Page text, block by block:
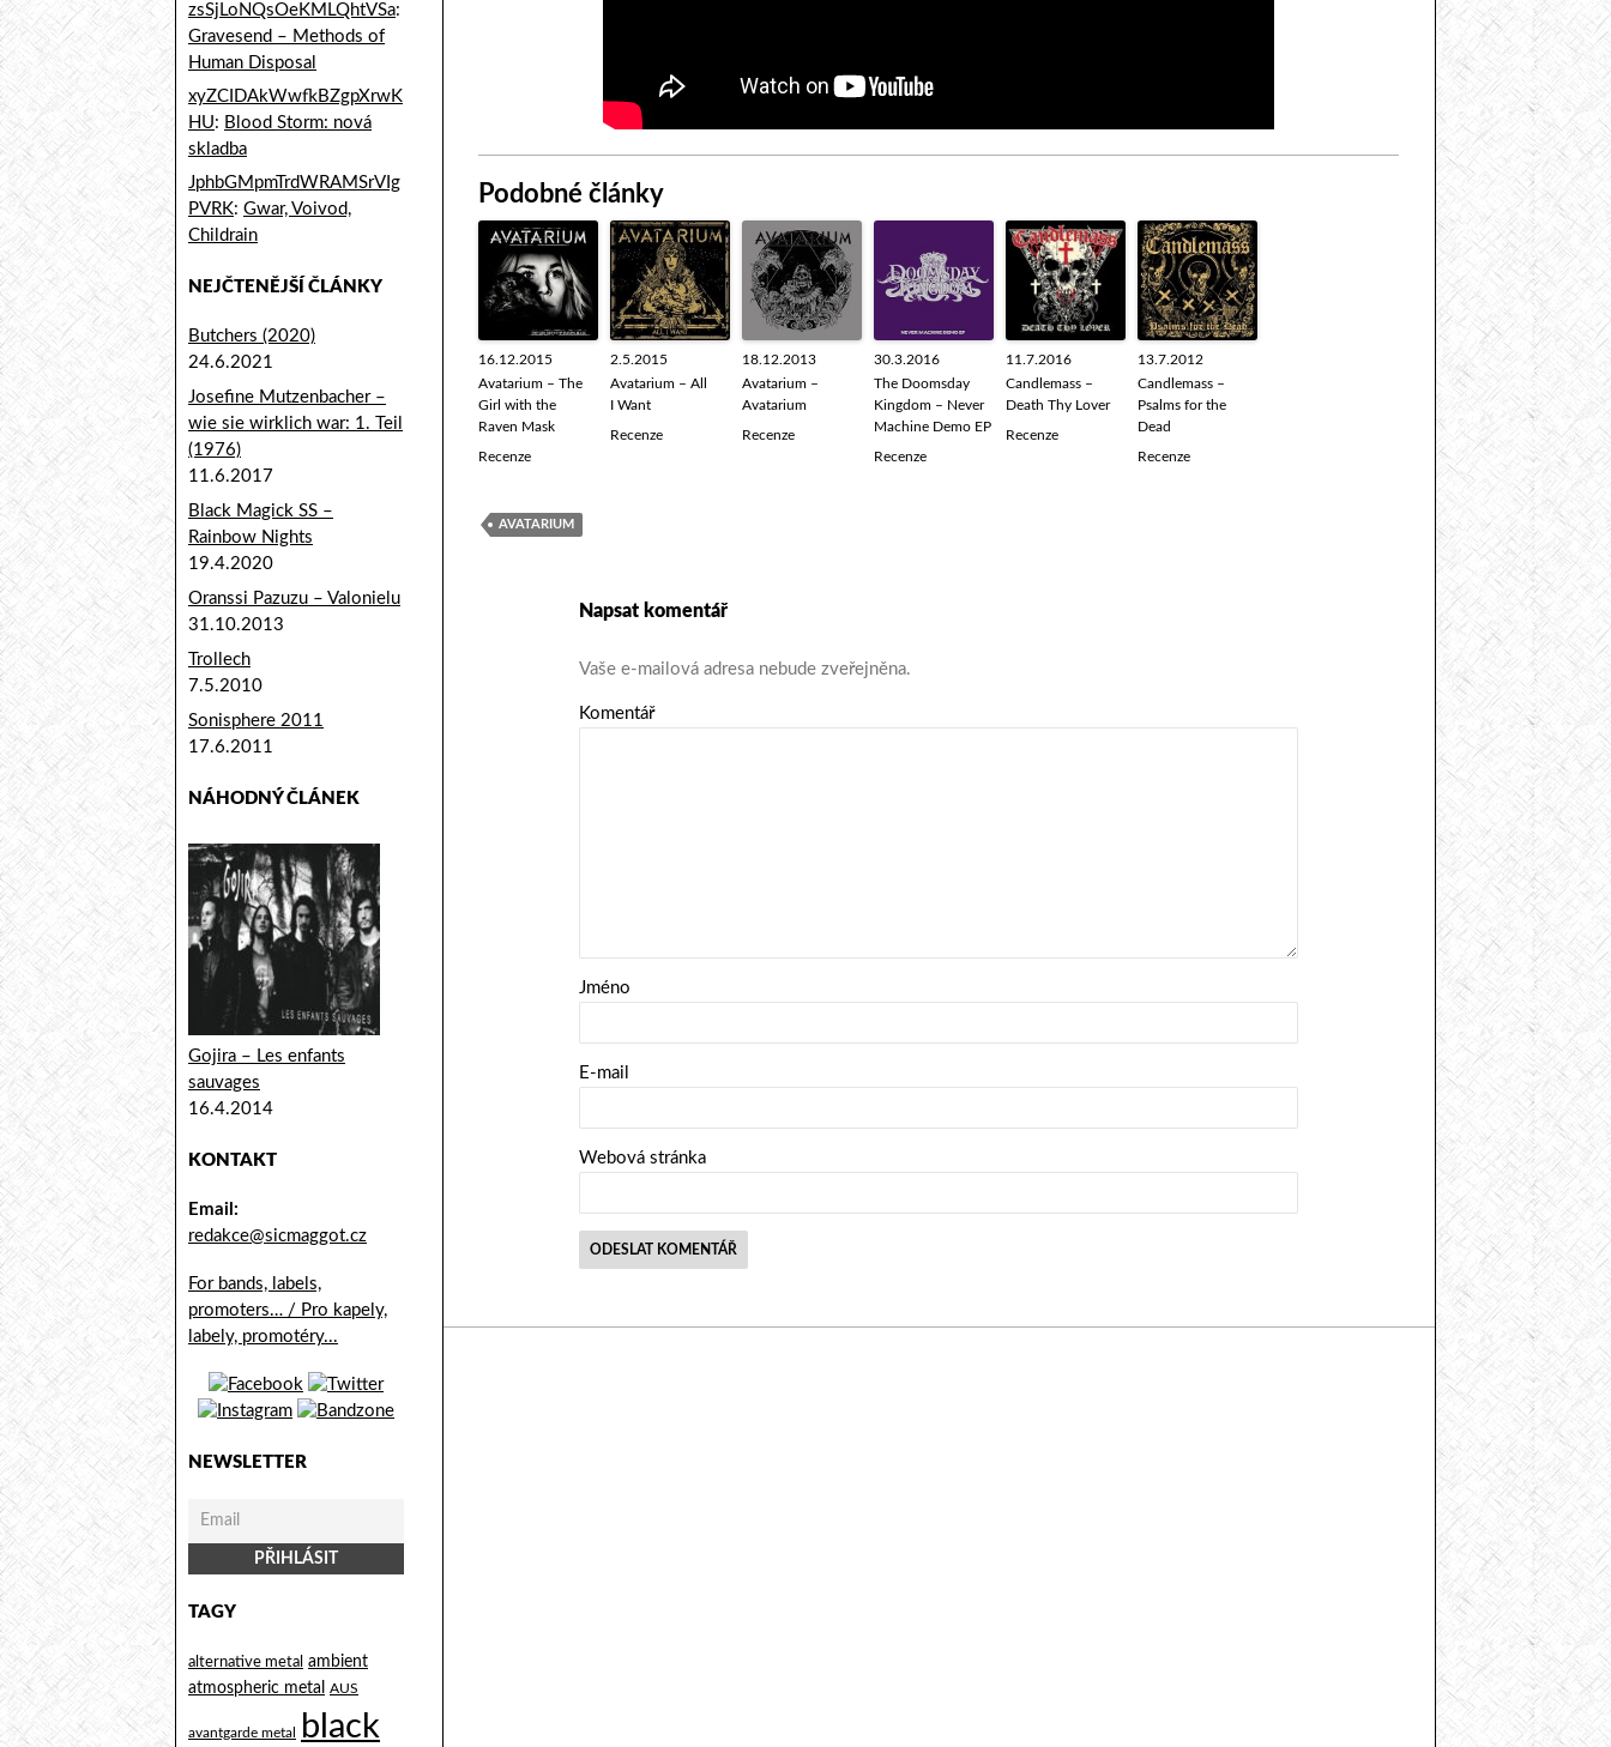
Podobné články
16.12.2015
Avatarium – The
Girl with the
Raven Mask
Recenze
2.5.2015
Avatarium – All
I Want
Recenze
18.12.2013
Avatarium –
Avatarium
Recenze
30.3.2016
The Doomsday
Kingdom – Never
Machine Demo EP
Recenze
11.7.2016
Candlemass –
Death Thy Lover
Recenze
13.7.2012
Candlemass –
Psalms for the
Dead
Recenze
AVATARIUM
Napsat komentář
Vaše e-mailová adresa nebude zveřejněna.
Komentář
Jméno
E-mail
Webová stránka
zsSjLoNQsOeKMLQhtVSa:
Gravesend – Methods of
Human Disposal
xyZCIDAkWwfkBZgpXrwK
HU: Blood Storm: nová
skladba
JphbGMpmTrdWRAMSrVIg
PVRK: Gwar, Voivod,
Childrain
NEJČTENĚJŠÍ ČLÁNKY
Butchers (2020)
24.6.2021
Josefine Mutzenbacher –
wie sie wirklich war: 1. Teil
(1976)
11.6.2017
Black Magick SS –
Rainbow Nights
19.4.2020
Oranssi Pazuzu – Valonielu
31.10.2013
Trollech
7.5.2010
Sonisphere 2011
17.6.2011
NÁHODNÝ ČLÁNEK
Gojira – Les enfants
sauvages
16.4.2014
KONTAKT
Email:
redakce@sicmaggot.cz
For bands, labels,
promoters… / Pro kapely,
labely, promotéry...
NEWSLETTER
TAGY
alternative metal ambient
atmospheric metal
AUS
avantgarde metal
black